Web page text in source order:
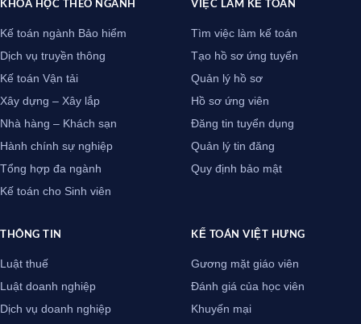
KHÓA HỌC THEO NGÀNH
Kế toán ngành Bảo hiểm
Dịch vụ truyền thông
Kế toán Vận tải
Xây dựng – Xây lắp
Nhà hàng – Khách sạn
Hành chính sự nghiệp
Tổng hợp đa ngành
Kế toán cho Sinh viên
VIỆC LÀM KẾ TOÁN
Tìm việc làm kế toán
Tạo hồ sơ ứng tuyển
Quản lý hồ sơ
Hồ sơ ứng viên
Đăng tin tuyển dụng
Quản lý tin đăng
Quy định bảo mật
THÔNG TIN
Luật thuế
Luật doanh nghiệp
Dịch vụ doanh nghiệp
KẾ TOÁN VIỆT HƯNG
Gương mặt giáo viên
Đánh giá của học viên
Khuyến mại